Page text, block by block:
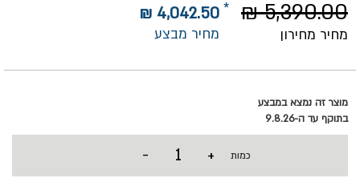
מחיר מבצע
4,042.50 ₪
מחיר מחירון
5,390.00 ₪
מוצר זה נמצא במבצע
בתוקף עד ה-9.8.26
כמות +
-